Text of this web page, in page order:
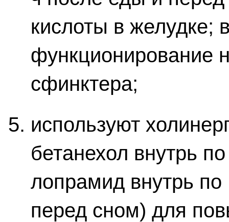
кислоты в желудке;
функционирование
сфинктера;
используют
бетанехол внутрь
лопрамид внутрь
перед сном) для